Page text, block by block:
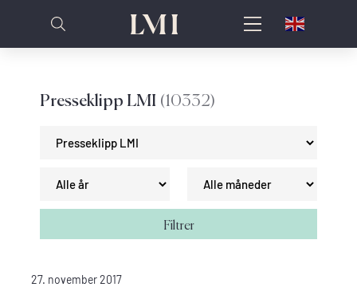
Presseklipp LMI (10332)
Filtrer
27. november 2017